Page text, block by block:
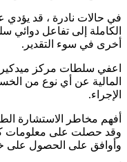
في حالات نادرة ، قد
الكاملة إلى تفاعل دوائي
أخرى في سوء التقدير.
اعفي سلطات مركز ميدكير
المالية عن أي نوع من
الإجراء.
أفهم مخاطر الاستشارة
وقد حصلت على معلومات
وأوافق على الحصول على